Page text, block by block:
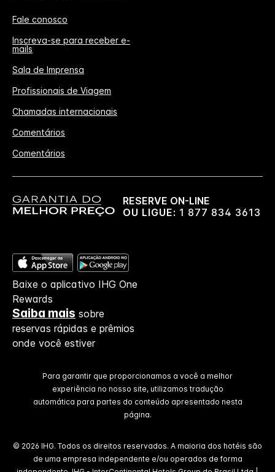
Fale conosco
Inscreva-se para receber e-
mails
Sala de Imprensa
Profissionais de Viagem
Chamadas internacionais
Comentários
Comentários
RESERVE ON-LINE
OU LIGUE: 1 877 834 3613
Baixe o aplicativo IHG One
Rewards
Saiba mais sobre
reservas rápidas e prêmios
onde você estiver
Para garantir que proporcionamos a você a melhor
experiência no nosso site, utilizamos tradução
automática para partes do conteúdo apresentado nesta
página.
© 2026 IHG. Todos os direitos reservados. A maioria dos hotéis são
de uma empresa independente e/ou operados de forma